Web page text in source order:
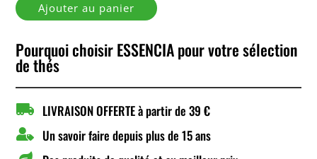
Verveine
Ajouter au panier
Pourquoi choisir ESSENCIA pour votre sélection
de thés
 LIVRAISON OFFERTE à partir de 39 €
 Un savoir faire depuis plus de 15 ans